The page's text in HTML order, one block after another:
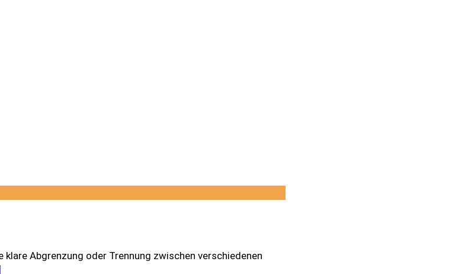
Abgrenzung oder Trennung zwischen verschiedenen